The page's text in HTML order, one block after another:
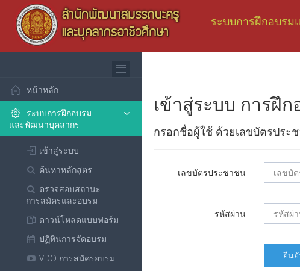
ระบบการฝึกอบร
หน้าหลัก
ระบบการฝึกอบรม
และพัฒนาบุคลากร
เข้าสู่ระบบ
ค้นหาหลักสูตร
ตรวจสอบสถานะ
การสมัครและอบรม
ดาวน์โหลดแบบฟอร์ม
ปฏิทินการจัดอบรม
VDO การสมัครอบรม
เข้าสู่ระบบ การฝึ
กรอกชื่อผู้ใช้ ด้วยเลขบัตรประ
เลขบัตรประชาชน
รหัสผ่าน
ยืน